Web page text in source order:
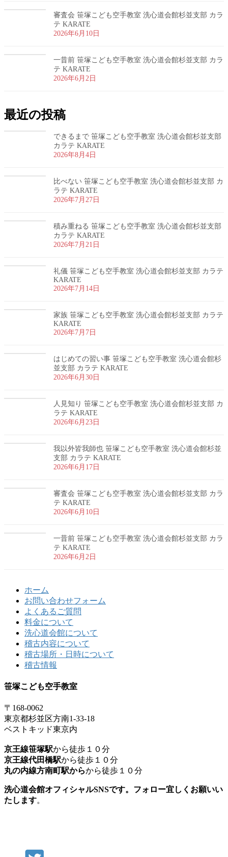
審査会 笹塚こども空手教室 洗心道会館杉並支部 カラ
テ KARATE
2026年6月10日
一昔前 笹塚こども空手教室 洗心道会館杉並支部 カラ
テ KARATE
2026年6月2日
最近の投稿
できるまで 笹塚こども空手教室 洗心道会館杉並支部
カラテ KARATE
2026年8月4日
比べない 笹塚こども空手教室 洗心道会館杉並支部 カ
ラテ KARATE
2026年7月27日
積み重ねる 笹塚こども空手教室 洗心道会館杉並支部
カラテ KARATE
2026年7月21日
礼儀 笹塚こども空手教室 洗心道会館杉並支部 カラテ
KARATE
2026年7月14日
家族 笹塚こども空手教室 洗心道会館杉並支部 カラテ
KARATE
2026年7月7日
はじめての習い事 笹塚こども空手教室 洗心道会館杉
並支部 カラテ KARATE
2026年6月30日
人見知り 笹塚こども空手教室 洗心道会館杉並支部 カ
ラテ KARATE
2026年6月23日
我以外皆我師也 笹塚こども空手教室 洗心道会館杉並
支部 カラテ KARATE
2026年6月17日
審査会 笹塚こども空手教室 洗心道会館杉並支部 カラ
テ KARATE
2026年6月10日
一昔前 笹塚こども空手教室 洗心道会館杉並支部 カラ
テ KARATE
2026年6月2日
ホーム
お問い合わせフォーム
よくあるご質問
料金について
洗心道会館について
稽古内容について
稽古場所・日時について
稽古情報
笹塚こども空手教室
〒168-0062
東京都杉並区方南1-33-18
ベストキッド東京内
京王線笹塚駅から徒歩１０分
京王線代田橋駅から徒歩１０分
丸の内線方南町駅からから徒歩１０分
洗心道会館オフィシャルSNSです。フォロー宜しくお願いい
たします。